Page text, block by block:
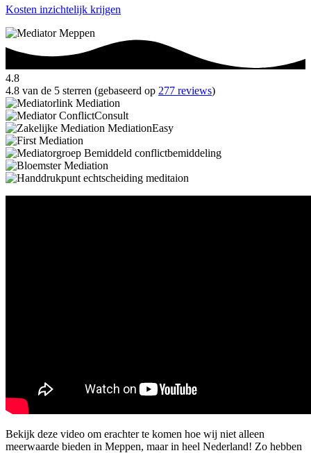
Kosten inzichtelijk krijgen
4.8
4.8 van de 5 sterren (gebaseerd op 277 reviews)
Bekijk deze video om erachter te komen hoe wij niet alleen
meerwaarde bieden in Meppen, maar in heel Nederland! Zo hebben